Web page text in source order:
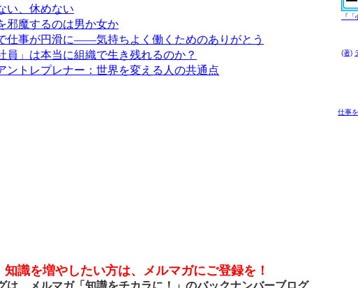
い、休めない
邪魔するのは男か女か
仕事が円滑に――気持ちよく働くためのありがとう
」は本当に組織で生き残れるのか？
ントレプレナー：世界を変える人の共通点
知識を増やしたい方は、メルマガにご登録を！
、メルマガ「知識をチカラに！」のバックナンバーブログ
『
(著)
仕事